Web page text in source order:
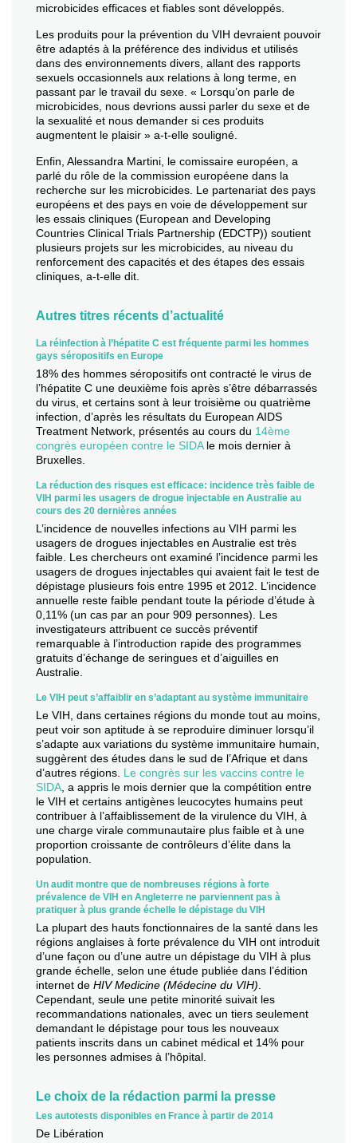
microbicides efficaces et fiables sont développés.
Les produits pour la prévention du VIH devraient pouvoir
être adaptés à la préférence des individus et utilisés
dans des environnements divers, allant des rapports
sexuels occasionnels aux relations à long terme, en
passant par le travail du sexe. « Lorsqu’on parle de
microbicides, nous devrions aussi parler du sexe et de
la sexualité et nous demander si ces produits
augmentent le plaisir » a-t-elle souligné.
Enfin, Alessandra Martini, le comissaire européen, a
parlé du rôle de la commission européene dans la
recherche sur les microbicides. Le partenariat des pays
européens et des pays en voie de développement sur
les essais cliniques (European and Developing
Countries Clinical Trials Partnership (EDCTP)) soutient
plusieurs projets sur les microbicides, au niveau du
renforcement des capacités et des étapes des essais
cliniques, a-t-elle dit.
Autres titres récents d’actualité
La réinfection à l’hépatite C est fréquente parmi les hommes
gays séropositifs en Europe
18% des hommes séropositifs ont contracté le virus de
l’hépatite C une deuxième fois après s’être débarrassés
du virus, et certains sont à leur troisième ou quatrième
infection, d’après les résultats du European AIDS
Treatment Network, présentés au cours du 14ème
congrès européen contre le SIDAle mois dernier à
Bruxelles.
La réduction des risques est efficace: incidence très faible de
VIH parmi les usagers de drogue injectable en Australie au
cours des 20 dernières années
L’incidence de nouvelles infections au VIH parmi les
usagers de drogues injectables en Australie est très
faible. Les chercheurs ont examiné l’incidence parmi les
usagers de drogues injectables qui avaient fait le test de
dépistage plusieurs fois entre 1995 et 2012. L’incidence
annuelle reste faible pendant toute la période d’étude à
0,11% (un cas par an pour 909 personnes). Les
investigateurs attribuent ce succès préventif
remarquable à l’introduction rapide des programmes
gratuits d’échange de seringues et d’aiguilles en
Australie.
Le VIH peut s’affaiblir en s’adaptant au système immunitaire
Le VIH, dans certaines régions du monde tout au moins,
peut voir son aptitude à se reproduire diminuer lorsqu’il
s’adapte aux variations du système immunitaire humain,
suggèrent des études dans le sud de l’Afrique et dans
d’autres régions. Le congrès sur les vaccins contre le
SIDA , a appris le mois dernier que la compétition entre
le VIH et certains antigènes leucocytes humains peut
contribuer à l’affaiblissement de la virulence du VIH, à
une charge virale communautaire plus faible et à une
proportion croissante de contrôleurs d’élite dans la
population.
Un audit montre que de nombreuses régions à forte
prévalence de VIH en Angleterre ne parviennent pas à
pratiquer à plus grande échelle le dépistage du VIH
La plupart des hauts fonctionnaires de la santé dans les
régions anglaises à forte prévalence du VIH ont introduit
d’une façon ou d’une autre un dépistage du VIH à plus
grande échelle, selon une étude publiée dans l’édition
internet de HIV Medicine (Médecine du VIH)
Cependant, seule une petite minorité suivait les
recommandations nationales, avec un tiers seulement
demandant le dépistage pour tous les nouveaux
patients inscrits dans un cabinet médical et 14% pour
les personnes admises à l’hôpital.
Le choix de la rédaction parmi la presse
Les autotests disponibles en France à partir de 2014
De Libération